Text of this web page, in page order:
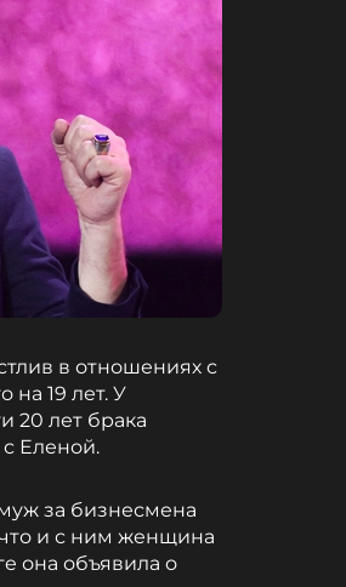
в отношениях с
на 19 лет. У
20 лет брака
Еленой.
за бизнесмена
и с ним женщина
она объявила о